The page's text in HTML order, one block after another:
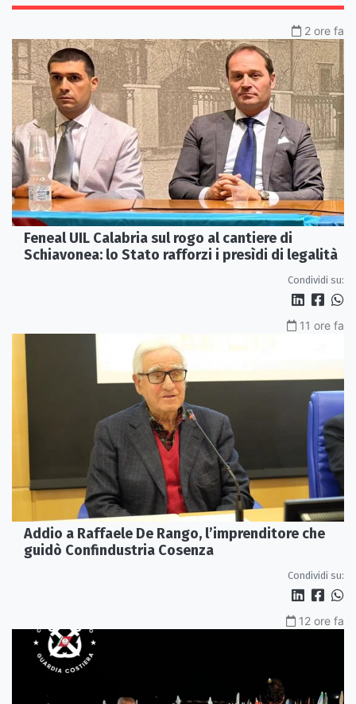
2 ore fa
Feneal UIL Calabria sul rogo al cantiere di
Schiavonea: lo Stato rafforzi i presìdi di legalità
Condividi su:
11 ore fa
Addio a Raffaele De Rango, l’imprenditore che
guidò Confindustria Cosenza
Condividi su:
12 ore fa